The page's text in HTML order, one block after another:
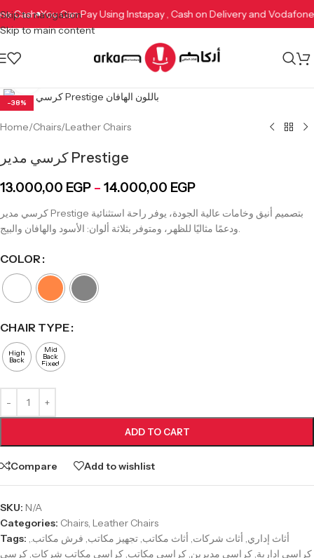
Skip to navigation
Skip to main content
Cash You Can Pay Using Instapay , Cash on Delivery and
-38%
Home/Chairs/Leather Chairs
كرسي مدير Prestige
13.000,00 EGP – 14.000,00 EGP
كرسي مدير Prestige بتصميم أنيق وخامات عالية الجودة، يوفر راحة استثنائية
ودعمًا مثاليًا للظهر، ومتوفر بثلاثة ألوان: الأسود والهافان والبيج.
COLOR
CHAIR TYPE
High
Back
Mid
Back
Fixed
ADD TO CART
Compare Add to wishlist
SKU: N/A
Categories: Chairs, Leather Chairs
Tags:
أثاث إداري, أثاث شركات, أثاث مكاتب, تجهيز مكاتب, فرش مكاتب.,
كراسي إدارية, كراسي مديرين, كراسي مكاتب, كراسي مكاتب شركات, كرسي